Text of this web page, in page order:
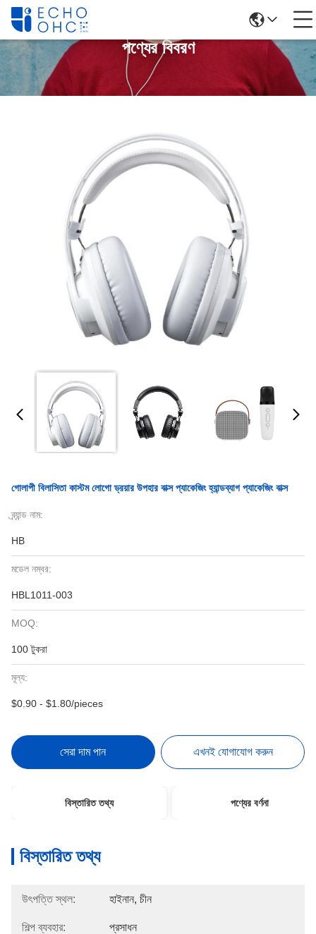
পণ্যের বিবরণ
গোলাপী বিলাসিতা কাস্টম লোগো ড্রয়ার উপহার বাক্স প্যাকেজিং হ্যান্ডব্যাগ প্যাকেজিং বাক্স
ব্র্যান্ড নাম:
HB
মডেল নম্বর:
HBL1011-003
MOQ:
100 টুকরা
মূল্য:
$0.90 - $1.80/pieces
সেরা দাম পান এখনই যোগাযোগ করুন
বিস্তারিত তথ্য পণ্যের বর্ণনা
বিস্তারিত তথ্য
উৎপত্তি স্থল: হাইনান, চীন
শিল্প ব্যবহার: প্রসাধন